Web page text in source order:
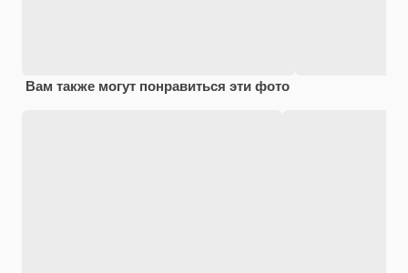
Вам также могут понравиться эти фото